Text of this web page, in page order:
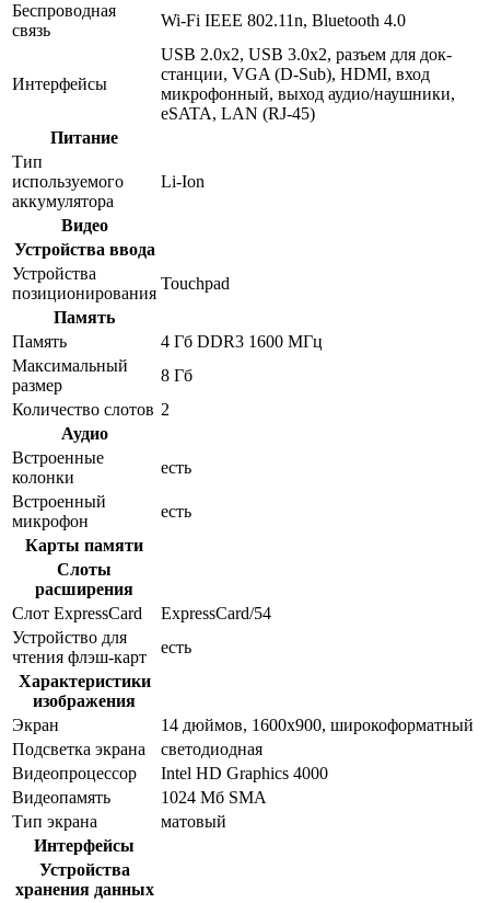
Беспроводная
связь
Wi-Fi IEEE 802.11n, Bluetooth 4.0
Интерфейсы
USB 2.0x2, USB 3.0x2, разъем для док-
станции, VGA (D-Sub), HDMI, вход
микрофонный, выход аудио/наушники,
eSATA, LAN (RJ-45)
Питание
Тип
используемого
аккумулятора
Li-Ion
Видео
Устройства ввода
Устройства
позиционирования
Touchpad
Память
Память
4 Гб DDR3 1600 МГц
Максимальный
размер
8 Гб
Количество слотов 2
Аудио
Встроенные
колонки
есть
Встроенный
микрофон
есть
Карты памяти
Слоты
расширения
Слот ExpressCard
ExpressCard/54
Устройство для
чтения флэш-карт
есть
Характеристики
изображения
Экран
14 дюймов, 1600x900, широкоформатный
Подсветка экрана
светодиодная
Видеопроцессор
Intel HD Graphics 4000
Видеопамять
1024 Мб SMA
Тип экрана
матовый
Интерфейсы
Устройства
хранения данных